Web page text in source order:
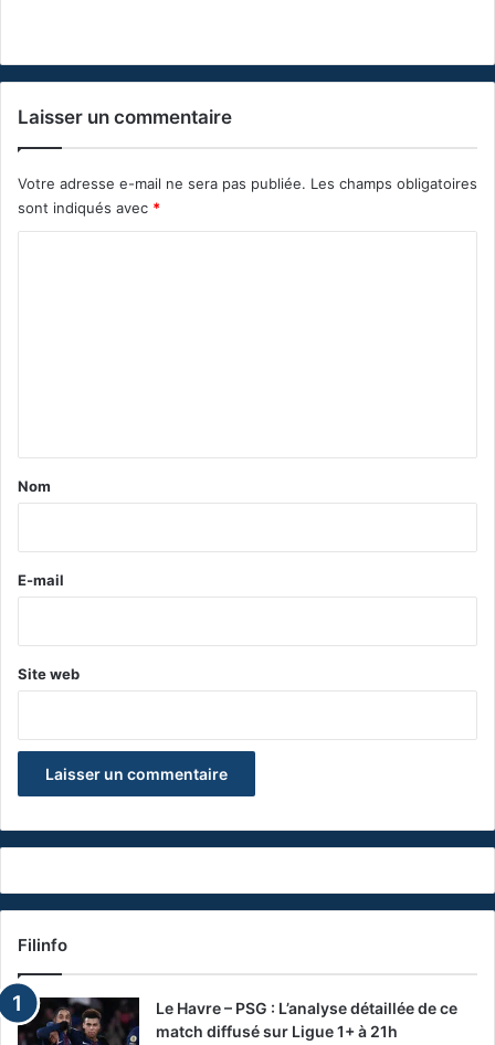
Laisser un commentaire
Votre adresse e-mail ne sera pas publiée. Les champs obligatoires
sont indiqués avec *
a
e
Nom
E-mail
Site web
Filinfo
Le Havre – PSG : L’analyse détaillée de ce
match diffusé sur Ligue 1+ à 21h